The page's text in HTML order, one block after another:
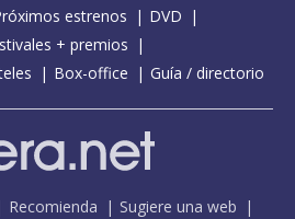
estrenos
DVD
+ premios
Box-office Guía / directorio
Recomienda
Sugiere una web